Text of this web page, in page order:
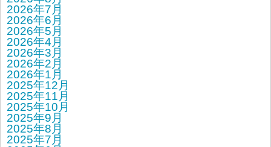
2026年7月
2026年6月
2026年5月
2026年4月
2026年3月
2026年2月
2026年1月
2025年12月
2025年11月
2025年10月
2025年9月
2025年8月
2025年7月